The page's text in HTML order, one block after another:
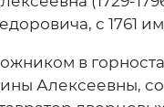
с 1761
в
Алексеевны,